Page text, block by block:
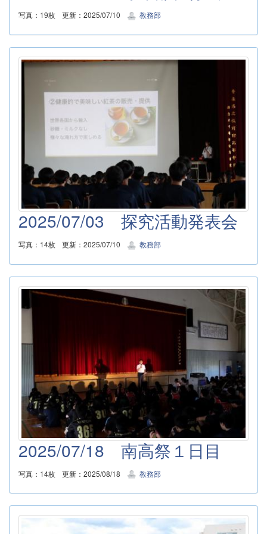
写真：19枚 更新：2025/07/10 教務部
2025/07/03 探究活動発表会
写真：14枚 更新：2025/07/10 教務部
2025/07/18 南高祭１日目
写真：14枚 更新：2025/08/18 教務部